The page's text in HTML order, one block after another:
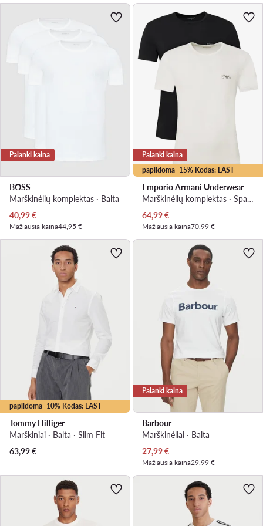
Palanki kaina
BOSS
Marškinėlių komplektas · Balta
Dabartinė kaina
40,99€
Mažiausia kaina44,95 €
papildoma -15% Kodas: LAST
Palanki kaina
Emporio Armani Underwear
Marškinėlių komplektas · Spalvota
Dabartinė kaina
64,99€
Mažiausia kaina70,99 €
papildoma -10% Kodas: LAST
Tommy Hilfiger
Marškiniai · Balta · Slim Fit
63,99€
Palanki kaina
Barbour
Marškinėliai · Balta
Dabartinė kaina
27,99€
Mažiausia kaina29,99 €